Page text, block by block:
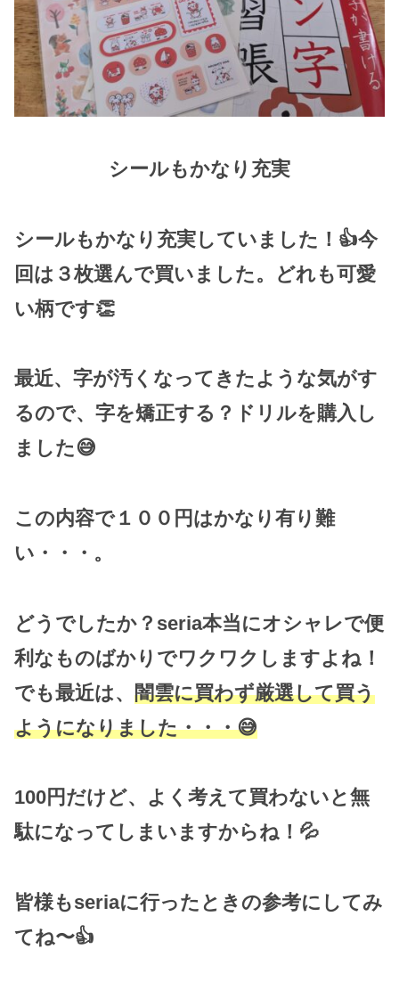
シールもかなり充実
シールもかなり充実していました！👍今
回は３枚選んで買いました。どれも可愛
い柄です👏
最近、字が汚くなってきたような気がす
るので、字を矯正する？ドリルを購入し
ました😅
この内容で１００円はかなり有り難
い・・・。
どうでしたか？seria本当にオシャレで便
利なものばかりでワクワクしますよね！
でも最近は、 闇雲に買わず厳選して買う
ようになりました・・・😅
100円だけど、よく考えて買わないと無
駄になってしまいますからね！💦
皆様もseriaに行ったときの参考にしてみ
てね〜👍